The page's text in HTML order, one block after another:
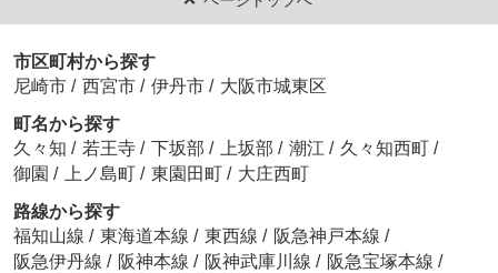
市区町村から探す
尼崎市 / 西宮市 / 伊丹市 / 大阪市城東区
町名から探す
久々知 / 若王寺 / 下坂部 / 上坂部 / 潮江 / 久々知西町 /
御園 / 上ノ島町 / 東園田町 / 大庄西町
路線から探す
福知山線 / 東海道本線 / 東西線 / 阪急神戸本線 /
阪急伊丹線 / 阪神本線 / 阪神武庫川線 / 阪急宝塚本線 /